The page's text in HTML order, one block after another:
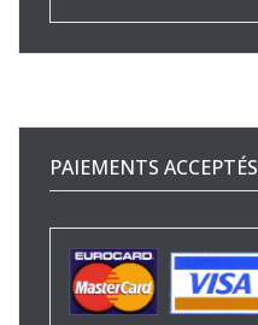
PAIEMENTS ACCEPTÉS